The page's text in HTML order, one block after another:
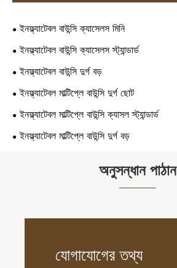
ইনফ্ল্যাটেবল বাউন্সি ক্যাসেলস মিনি
ইনফ্ল্যাটেবল বাউন্সি ক্যাসেলস স্ট্যান্ডার্ড
ইনফ্ল্যাটেবল বাউন্সি দুর্গ বড়
ইনফ্ল্যাটেবল মাল্টিপ্লে বাউন্সি দুর্গ ছোট
ইনফ্ল্যাটেবল মাল্টিপ্লে বাউন্সি ক্যাসল স্ট্যান্ডার্ড
ইনফ্ল্যাটেবল মাল্টিপ্লে বাউন্সি দুর্গ বড়
অনুসন্ধান পাঠান
যোগাযোগের তথ্য